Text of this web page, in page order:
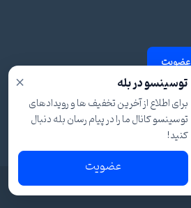
عضویت
شرایط و قوانین
× توسینسو در بله
برای اطلاع از آخرین تخفیف ها و رویدادهای
توسینسو کانال ما را در پیام رسان بله دنبال
کنید!
عضویت